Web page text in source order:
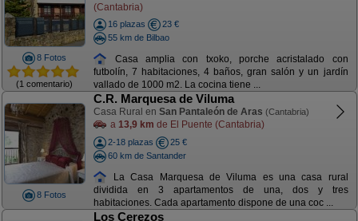
8 Fotos
(1 comentario)
(Cantabria)
16 plazas
23 €
55 km de Bilbao
Casa amplia con txoko, porche acristalado con
futbolín, 7 habitaciones, 4 baños, gran salón y un jardín
vallado de 1000 m2. La cocina tiene ...
8 Fotos
C.R. Marquesa de Viluma
Casa Rural en San Pantaleón de Aras (Cantabria)
a 13,9 km de El Puente (Cantabria)
2-18 plazas
25 €
60 km de Santander
La Casa Marquesa de Viluma es una casa rural
dividida en 3 apartamentos de una, dos y tres
habitaciones. Cada apartamento dispone de una coc ...
Los Cerezos